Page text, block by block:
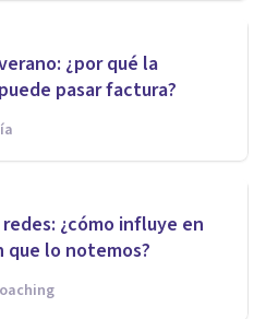
¿por qué la
pasar factura?
¿cómo influye en
que lo notemos?